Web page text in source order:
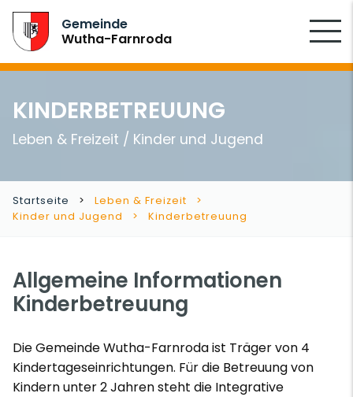
Gemeinde
Wutha-Farnroda
KINDERBETREUUNG
Leben & Freizeit / Kinder und Jugend
Startseite
Leben & Freizeit
Kinder und Jugend
Kinderbetreuung
Allgemeine Informationen
Kinderbetreuung
Die Gemeinde Wutha-Farnroda ist Träger von 4
Kindertageseinrichtungen. Für die Betreuung von
Kindern unter 2 Jahren steht die Integrative